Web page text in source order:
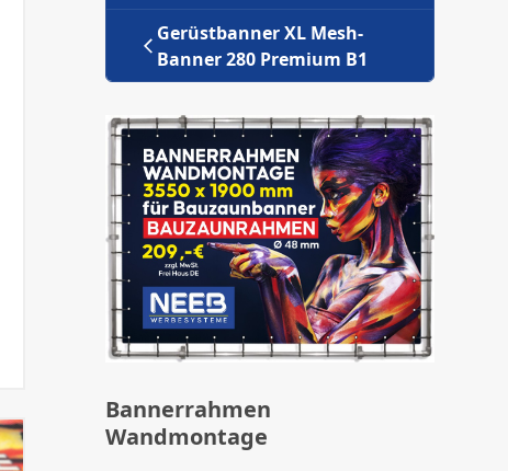
Gerüstbanner XL Mesh-
Banner 280 Premium B1
Bannerrahmen
Wandmontage